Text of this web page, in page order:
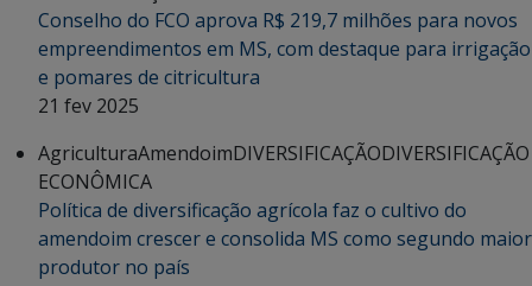
Conselho do FCO aprova R$ 219,7 milhões para novos
empreendimentos em MS, com destaque para irrigação
e pomares de citricultura
21 fev 2025
AgriculturaAmendoimDIVERSIFICAÇÃODIVERSIFICAÇÃO
ECONÔMICA
Política de diversificação agrícola faz o cultivo do
amendoim crescer e consolida MS como segundo maior
produtor no país